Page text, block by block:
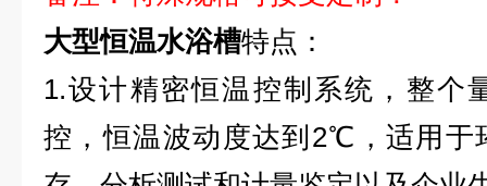
大型恒温水浴槽特点：
1.设计精密恒温控制系统，整个
控，恒温波动度达到2℃，适用于